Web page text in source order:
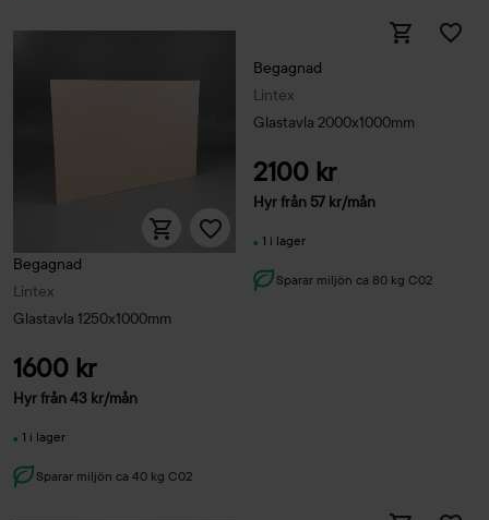
Lintex
Begagnad
Glastavla 1250x1000mm
1600 kr
Hyr från43 kr/mån
1 i lager
Sparar miljön ca 40 kg C02
Lintex
Begagnad
Glastavla 2000x1000mm
2100 kr
Hyr från 57 kr/mån
1 i lager
Sparar miljön ca 80 kg C02